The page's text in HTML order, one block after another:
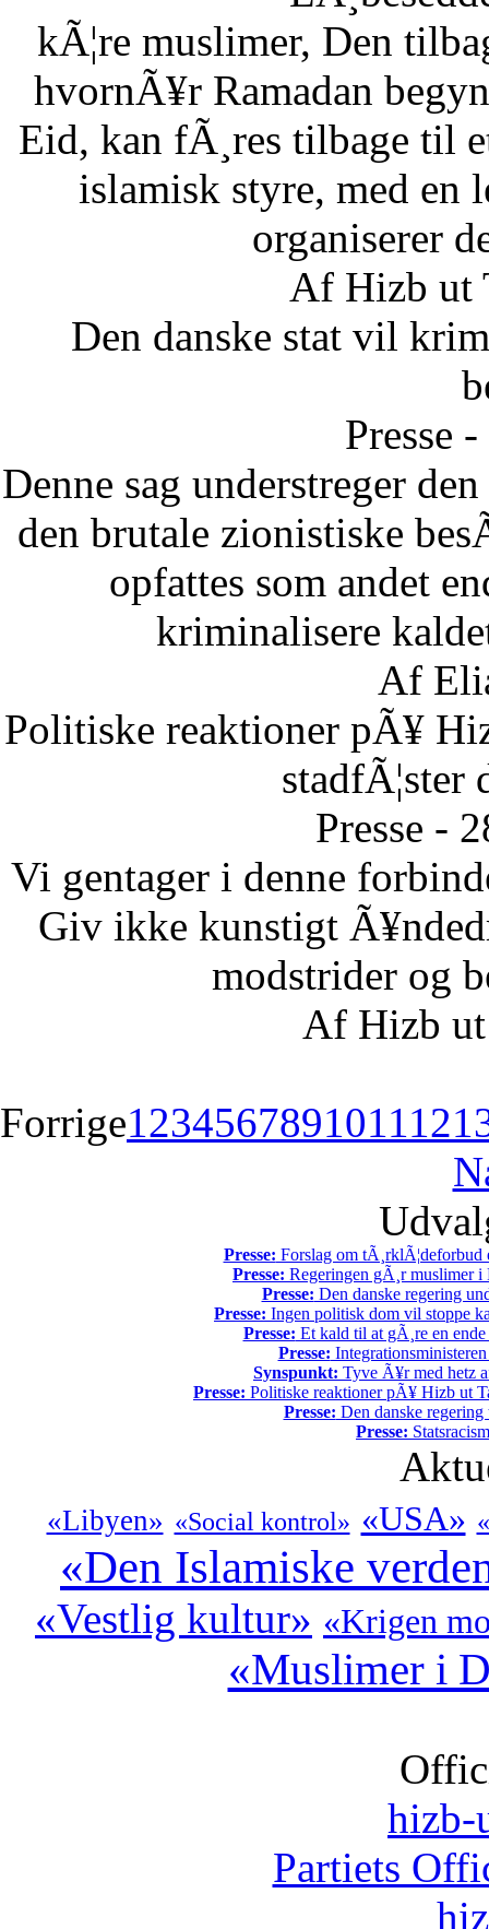
kÃ¦re muslimer, Den
hvornÃ¥r Ramadan
Eid, kan fÃ¸res tilbage til
islamisk styre, med en
organiserer
Af Hizb ut
Den danske stat vil
Presse
Denne sag understreger
den brutale zionistiske
opfattes som andet
kriminalisere
Af
Politiske reaktioner pÃ¥
Presse -
Vi gentager i denne
Giv ikke kunstigt
modstrider og
Af Hizb
Forrige123456789101112
Presse: Forslag om tÃ¸rklÃ¦deforbud
Presse: Regeringen gÃ¸r muslimer
Presse: Den danske regering
Presse: Ingen politisk dom vil stoppe
Presse: Et kald til at gÃ¸re en
Presse:
Synspunkt: Tyve Ã¥r med hetz
Presse: Politiske reaktioner pÃ¥ Hizb ut
Presse: Den danske
Presse:
«Libyen» «Social kontrol» «USA»
«Den Islamiske
«Vestlig kultur» «Krigen
«Muslimer i
hizb-
Partiets